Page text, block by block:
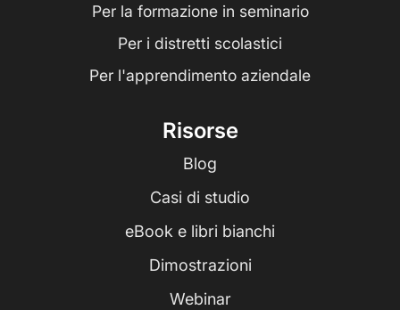
Per la formazione in seminario
Per i distretti scolastici
Per l'apprendimento aziendale
Risorse
Blog
Casi di studio
eBook e libri bianchi
Dimostrazioni
Webinar